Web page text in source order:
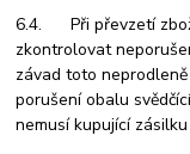
6.4. Při převzetí
zkontrolovat
závad toto
porušení obalu
nemusí kupující